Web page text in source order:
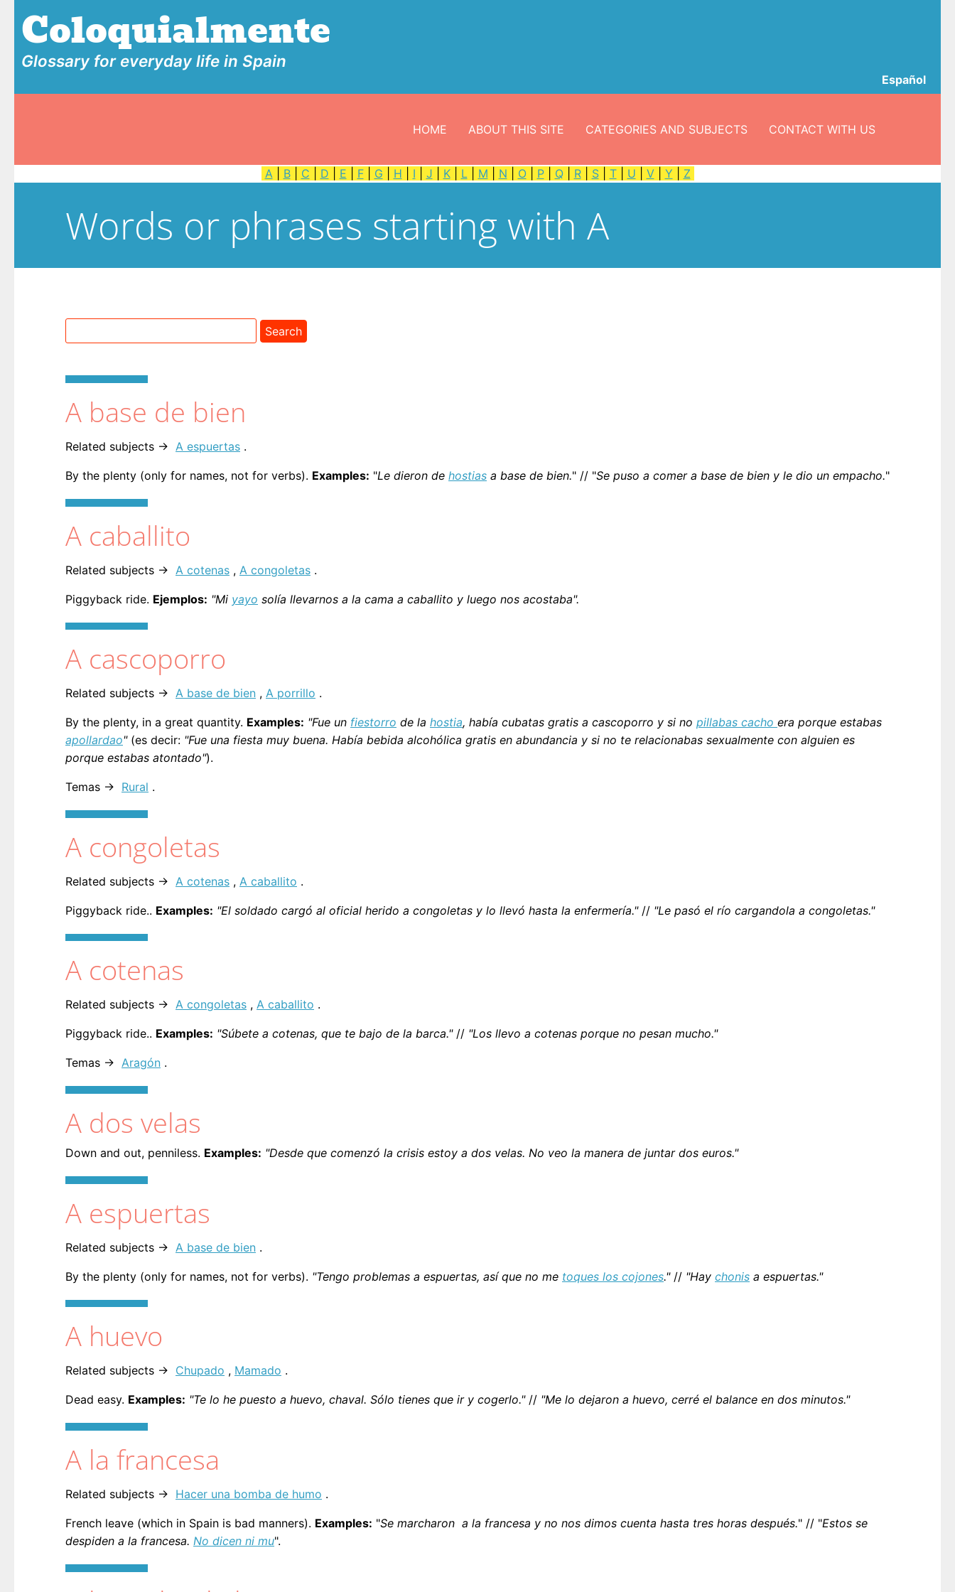
Coloquialmente
Glossary for everyday life in Spain
Español
HOME ABOUT THIS SITE CATEGORIES AND SUBJECTS CONTACT WITH US
A| B| C D E F| G H I J K| L| M N O| P| Q| R| S| T| U V| Y Z
Words or phrases starting with A
A base de bien
Related subjects → A espuertas .
By the plenty (only for names, not for verbs). Examples: "Le dieron de hostias a base de bien." // "Se puso a comer a base de bien y le dio un empacho."
A caballito
Related subjects → A cotenas , A congoletas .
Piggyback ride. Ejemplos: "Mi yayo solía llevarnos a la cama a caballito y luego nos acostaba".
A cascoporro
Related subjects → A base de bien , A porrillo .
By the plenty, in a great quantity. Examples: "Fue un fiestorro de la hostia, había cubatas gratis a cascoporro y si no pillabas cacho era porque estabas
apollardao"(es decir: "Fue una fiesta muy buena. Había bebida alcohólica gratis en abundancia y si no te relacionabas sexualmente con alguien es
porque estabas atontado").
Temas → Rural .
A congoletas
Related subjects → A cotenas , A caballito .
Piggyback ride.. Examples: "El soldado cargó al oficial herido a congoletas y lo llevó hasta la enfermería."// "Le pasó el río cargandola a congoletas."
A cotenas
Related subjects → A congoletas , A caballito .
Piggyback ride.. Examples: "Súbete a cotenas, que te bajo de la barca."// "Los llevo a cotenas porque no pesan mucho."
Temas → Aragón .
A dos velas
Down and out, penniless. Examples: "Desde que comenzó la crisis estoy a dos velas. No veo la manera de juntar dos euros."
A espuertas
Related subjects → A base de bien .
By the plenty (only for names, not for verbs). "Tengo problemas a espuertas, así que no me toques los cojones."// "Hay chonis a espuertas."
A huevo
Related subjects → Chupado , Mamado .
Dead easy. Examples: "Te lo he puesto a huevo, chaval. Sólo tienes que ir y cogerlo."// "Me lo dejaron a huevo, cerré el balance en dos minutos."
A la francesa
Related subjects → Hacer una bomba de humo .
French leave (which in Spain is bad manners). Examples: "Se marcharon a la francesa y no nos dimos cuenta hasta tres horas después." // "Estos se
despiden a la francesa. No dicen ni mu".